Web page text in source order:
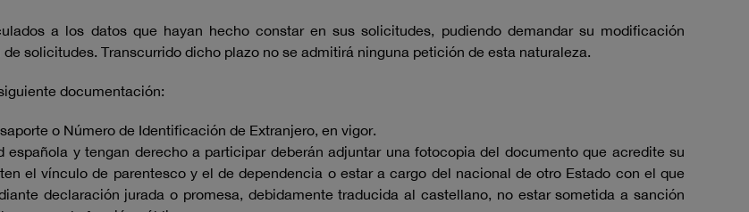
a los datos que hayan hecho constar en sus solicitudes, pudiendo demandar su modificación
solicitudes. Transcurrido dicho plazo no se admitirá ninguna petición de esta naturaleza.
documentación:
o Número de Identificación de Extranjero, en vigor.
y tengan derecho a participar deberán adjuntar una fotocopia del documento que acredite su
el vínculo de parentesco y el de dependencia o estar a cargo del nacional de otro Estado con el que
declaración jurada o promesa, debidamente traducida al castellano, no estar sometida a sanción